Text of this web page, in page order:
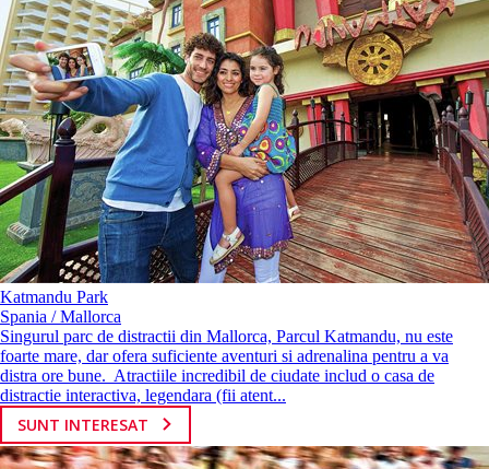
Katmandu Park
Spania / Mallorca
Singurul parc de distractii din Mallorca, Parcul Katmandu, nu este
foarte mare, dar ofera suficiente aventuri si adrenalina pentru a va
distra ore bune. Atractiile incredibil de ciudate includ o casa de
distractie interactiva, legendara (fii atent...
SUNT INTERESAT